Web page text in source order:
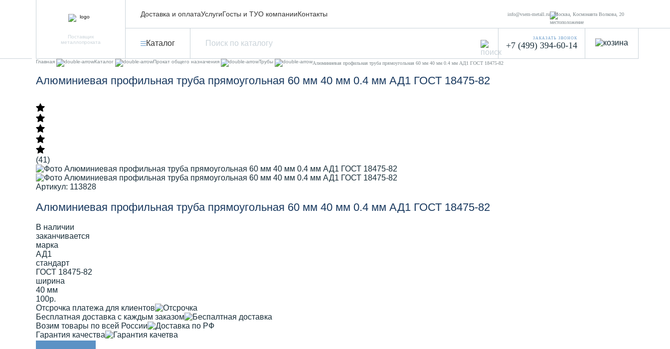
Поставщик
металлопроката
Доставка и оплатаУслугиГосты и ТУО компанииКонтакты info@vsem-metall.ru Москва, Космонавта Волкова, 20
Каталог
ЗАКАЗАТЬ ЗВОНОК
+7 (499) 394-60-14
Главная Каталог Прокат общего назначения Трубы Алюминиевая профильная труба прямоугольная 60 мм 40 мм 0.4 мм АД1 ГОСТ 18475-82
Алюминиевая профильная труба прямоугольная 60 мм 40 мм 0.4 мм АД1 ГОСТ 18475-82
(41)
Артикул: 113828
Алюминиевая профильная труба прямоугольная 60 мм 40 мм 0.4 мм АД1 ГОСТ 18475-82
В наличии
заканчивается
марка
АД1
стандарт
ГОСТ 18475-82
ширина
40 мм
100р.
Отсрочка платежа для клиентов
Бесплатная доставка с каждым заказом
Возим товары по всей России
Гарантия качества